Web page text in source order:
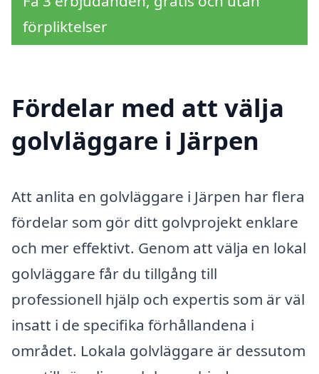
förpliktelser
Fördelar med att välja
golvläggare i Järpen
Att anlita en golvläggare i Järpen har flera
fördelar som gör ditt golvprojekt enklare
och mer effektivt. Genom att välja en lokal
golvläggare får du tillgång till
professionell hjälp och expertis som är väl
insatt i de specifika förhållandena i
området. Lokala golvläggare är dessutom